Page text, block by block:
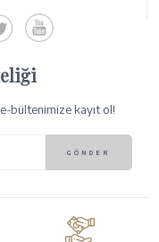
bültenimize kayıt ol!